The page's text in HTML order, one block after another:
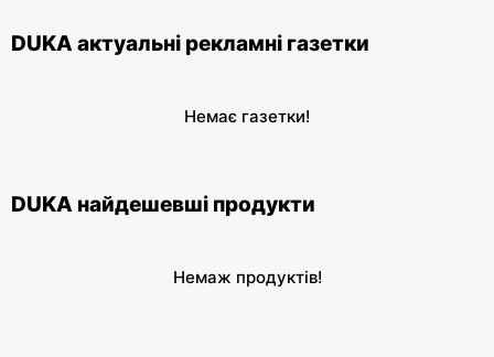
DUKA актуальні рекламні газетки
Немає газетки!
DUKA найдешевші продукти
Немаж продуктів!